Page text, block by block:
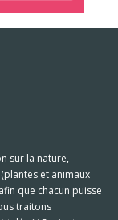
sur la nature,
et animaux
que chacun puisse
traitons